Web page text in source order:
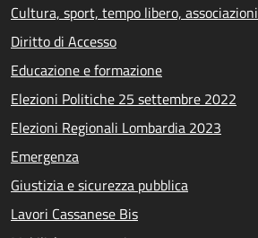
Cultura, sport, tempo libero, associazioni
Diritto di Accesso
Educazione e formazione
Elezioni Politiche 25 settembre 2022
Elezioni Regionali Lombardia 2023
Emergenza
Giustizia e sicurezza pubblica
Lavori Cassanese Bis